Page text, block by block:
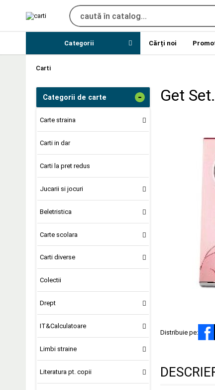
Categorii Cărți noi
Carti
Categorii de carte -
Carte straina
Carti in dar
Carti la pret redus
Jucarii si jocuri
Beletristica
Carte scolara
Carti diverse
Colectii
Drept
IT&Calculatoare
Limbi straine
Literatura pt. copii
Get
Distribuie pe: